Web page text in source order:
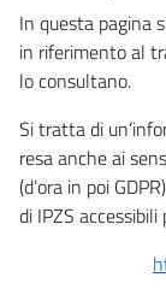
In questa pagina
in riferimento al
lo consultano.
Si tratta di
resa anche ai
(d’ora in poi
di IPZS